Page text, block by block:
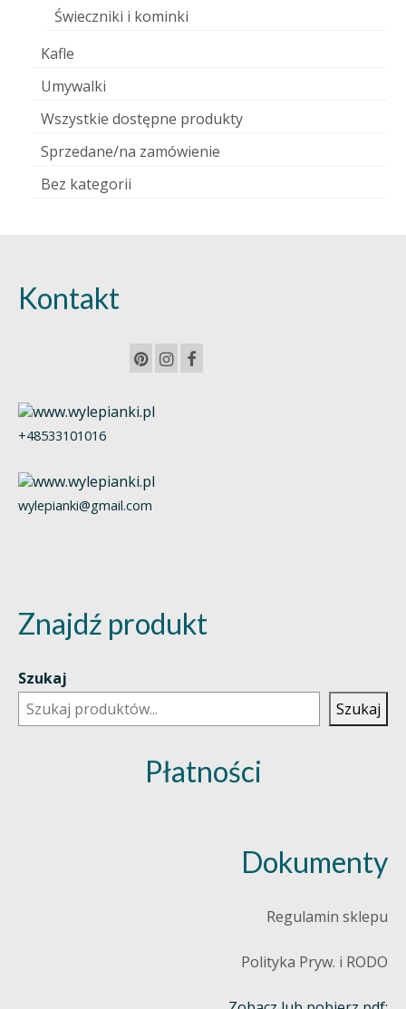
Świeczniki i kominki
Kafle
Umywalki
Wszystkie dostępne produkty
Sprzedane/na zamówienie
Bez kategorii
Kontakt
+48533101016
wylepianki@gmail.com
Znajdź produkt
Szukaj
Szukaj
Płatności
Dokumenty
Regulamin sklepu
Polityka Pryw. i RODO